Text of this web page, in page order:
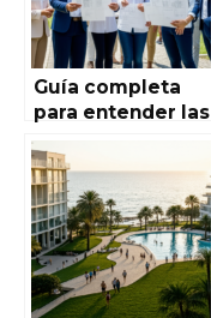
Guía completa
para entender las
impuestos
asociados a la
compra y alquiler
en España